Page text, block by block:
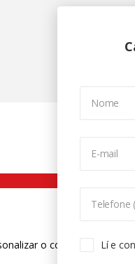
Nome
E-mail
Telefone
Lí e
o conteúdo. Para